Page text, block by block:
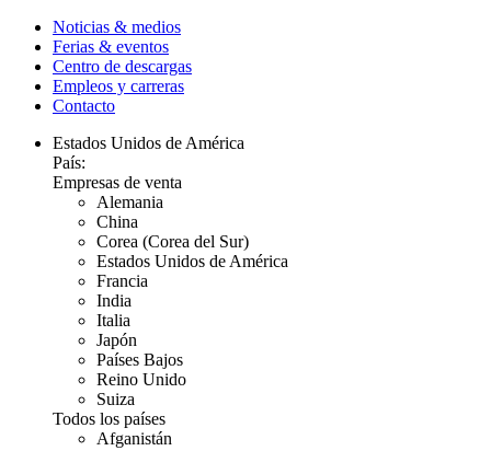
Noticias & medios
Ferias & eventos
Centro de descargas
Empleos y carreras
Contacto
Estados Unidos de América
País:
Empresas de venta
Alemania
China
Corea (Corea del Sur)
Estados Unidos de América
Francia
India
Italia
Japón
Países Bajos
Reino Unido
Suiza
Todos los países
Afganistán